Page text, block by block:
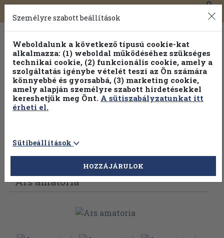
Toggle
navigation
0
Válogasson több mint 1.000.000 kiadványunk közül
100% kedvezménnyel!
Vissza az előző oldalra Válasszon példányt
Ars amatoria
Személyre szabott beállítások
Weboldalunk a következő típusú cookie-kat
alkalmazza: (1) weboldal működéséhez szükséges
technikai cookie, (2) funkcionális cookie, amely a
szolgáltatás igénybe vételét teszi az Ön számára
könnyebbé és gyorsabbá, (3) marketing cookie,
amely alapján személyre szabott hirdetésekkel
kereshetjük meg Önt. A sütiszabályzatunkat itt
érheti el.
Sütibeállítások
HOZZÁJÁRULOK